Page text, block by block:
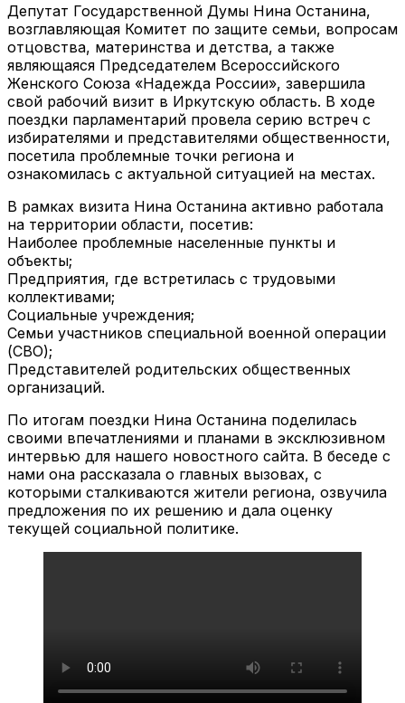
Депутат Государственной Думы Нина Останина,
возглавляющая Комитет по защите семьи, вопросам
отцовства, материнства и детства, а также
являющаяся Председателем Всероссийского
Женского Союза «Надежда России», завершила
свой рабочий визит в Иркутскую область. В ходе
поездки парламентарий провела серию встреч с
избирателями и представителями общественности,
посетила проблемные точки региона и
ознакомилась с актуальной ситуацией на местах.
В рамках визита Нина Останина активно работала
на территории области, посетив:
Наиболее проблемные населенные пункты и
объекты;
Предприятия, где встретилась с трудовыми
коллективами;
Социальные учреждения;
Семьи участников специальной военной операции
(СВО);
Представителей родительских общественных
организаций.
По итогам поездки Нина Останина поделилась
своими впечатлениями и планами в эксклюзивном
интервью для нашего новостного сайта. В беседе с
нами она рассказала о главных вызовах, с
которыми сталкиваются жители региона, озвучила
предложения по их решению и дала оценку
текущей социальной политике.